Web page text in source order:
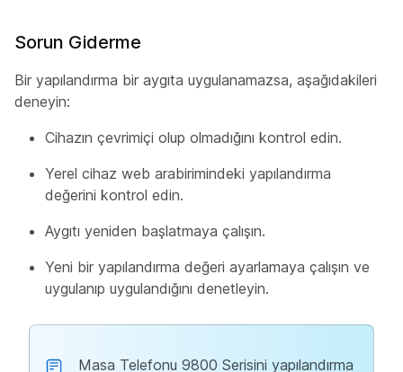
Sorun Giderme
Bir yapılandırma bir aygıta uygulanamazsa, aşağıdakileri
deneyin:
Cihazın çevrimiçi olup olmadığını kontrol edin.
Yerel cihaz web arabirimindeki yapılandırma
değerini kontrol edin.
Aygıtı yeniden başlatmaya çalışın.
Yeni bir yapılandırma değeri ayarlamaya çalışın ve
uygulanıp uygulandığını denetleyin.
Masa Telefonu 9800 Serisini yapılandırma